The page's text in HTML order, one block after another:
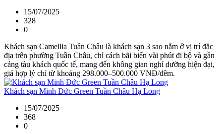
15/07/2025
328
0
Khách sạn Camellia Tuần Châu là khách sạn 3 sao nằm ở vị trí đắc
địa trên phường Tuần Châu, chỉ cách bãi biển vài phút đi bộ và gần
cảng tàu khách quốc tế, mang đến không gian nghỉ dưỡng hiện đại,
giá hợp lý chỉ từ khoảng 298.000–500.000 VNĐ/đêm.
Khách sạn Minh Đức Green Tuần Châu Hạ Long
15/07/2025
368
0